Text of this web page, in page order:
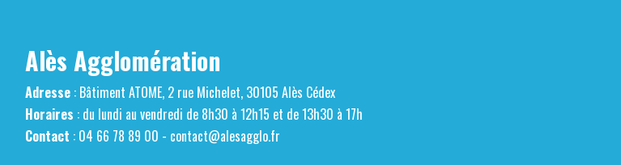
Alès Agglomération
Adresse: Bâtiment ATOME, 2 rue Michelet, 30105 Alès Cédex
Horaires : du lundi au vendredi de 8h30 à 12h15 et de 13h30 à 17h
Contact : 04 66 78 89 00 - contact@alesagglo.fr